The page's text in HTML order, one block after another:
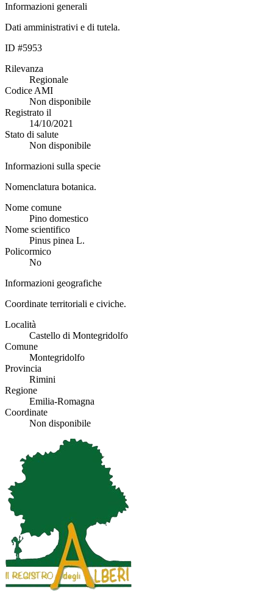
Informazioni generali
Dati amministrativi e di tutela.
ID #5953
Rilevanza
Regionale
Codice AMI
Non disponibile
Registrato il
14/10/2021
Stato di salute
Non disponibile
Informazioni sulla specie
Nomenclatura botanica.
Nome comune
Pino domestico
Nome scientifico
Pinus pinea L.
Policormico
No
Informazioni geografiche
Coordinate territoriali e civiche.
Località
Castello di Montegridolfo
Comune
Montegridolfo
Provincia
Rimini
Regione
Emilia-Romagna
Coordinate
Non disponibile